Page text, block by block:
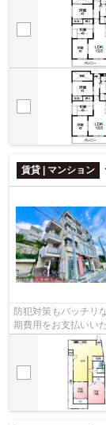
賃貸 | マンション
防犯対策もバッチリ
期費用をお支払いい
利便性の高い物件で